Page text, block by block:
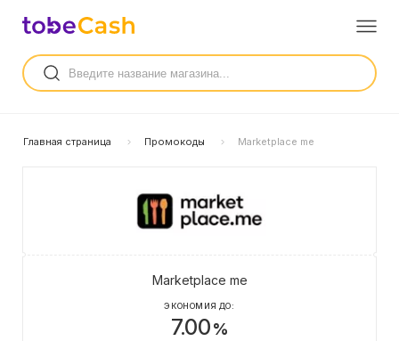
Главная страница Промокоды Marketplace me
Marketplace me
ЭКОНОМИЯ ДО:
7.00%